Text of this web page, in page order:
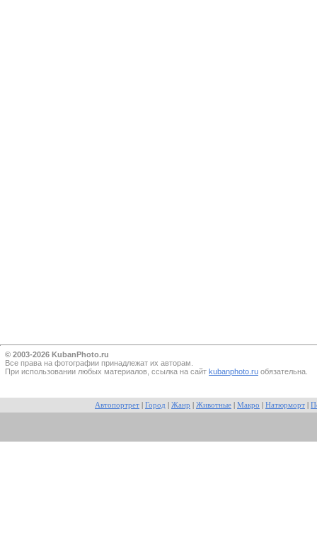
© 2003-2026 KubanPhoto.ru
Все прaва на фотографии принадлежат их авторам.
При использовании любых материалов, ссылка на сайт kubanphoto.ru обязательна.
Автопортрет Город Жанр Животные Макро Натюрморт